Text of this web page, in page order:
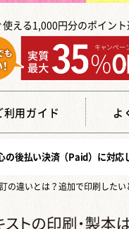
使える1,000円分のポイント
利用ガイド よ
の後払い決済（Paid） に対応
の違いとは？追加で印刷したい